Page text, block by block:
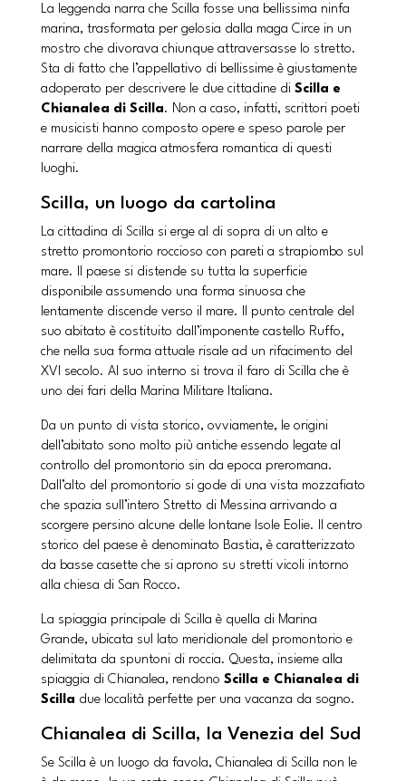
La leggenda narra che Scilla fosse una bellissima ninfa
marina, trasformata per gelosia dalla maga Circe in un
mostro che divorava chiunque attraversasse lo stretto.
Sta di fatto che l’appellativo di bellissime è giustamente
adoperato per descrivere le due cittadine di Scilla e
Chianalea di Scilla. Non a caso, infatti, scrittori poeti
e musicisti hanno composto opere e speso parole per
narrare della magica atmosfera romantica di questi
luoghi.
Scilla, un luogo da cartolina
La cittadina di Scilla si erge al di sopra di un alto e
stretto promontorio roccioso con pareti a strapiombo sul
mare. Il paese si distende su tutta la superficie
disponibile assumendo una forma sinuosa che
lentamente discende verso il mare. Il punto centrale del
suo abitato è costituito dall’imponente castello Ruffo,
che nella sua forma attuale risale ad un rifacimento del
XVI secolo. Al suo interno si trova il faro di Scilla che è
uno dei fari della Marina Militare Italiana.
Da un punto di vista storico, ovviamente, le origini
dell’abitato sono molto più antiche essendo legate al
controllo del promontorio sin da epoca preromana.
Dall’alto del promontorio si gode di una vista mozzafiato
che spazia sull’intero Stretto di Messina arrivando a
scorgere persino alcune delle lontane Isole Eolie. Il centro
storico del paese è denominato Bastia, è caratterizzato
da basse casette che si aprono su stretti vicoli intorno
alla chiesa di San Rocco.
La spiaggia principale di Scilla è quella di Marina
Grande, ubicata sul lato meridionale del promontorio e
delimitata da spuntoni di roccia. Questa, insieme alla
spiaggia di Chianalea, rendono Scilla e Chianalea di
Scilla due località perfette per una vacanza da sogno.
Chianalea di Scilla, la Venezia del Sud
Se Scilla è un luogo da favola, Chianalea di Scilla non le